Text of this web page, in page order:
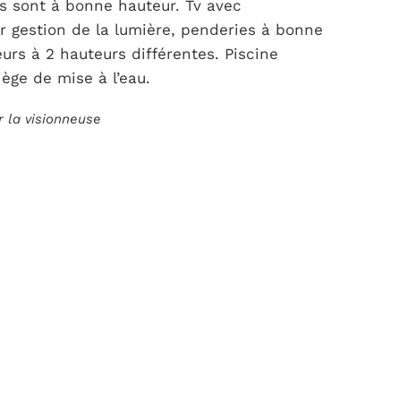
sont à bonne hauteur. Tv avec
gestion de la lumière, penderies à bonne
à 2 hauteurs différentes. Piscine
de mise à l’eau.
la visionneuse